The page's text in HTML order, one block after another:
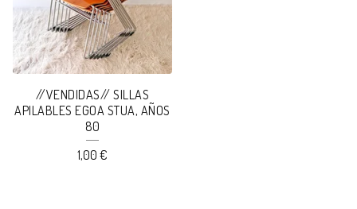
//VENDIDAS// SILLAS
APILABLES EGOA STUA, AÑOS
80
1,00 €